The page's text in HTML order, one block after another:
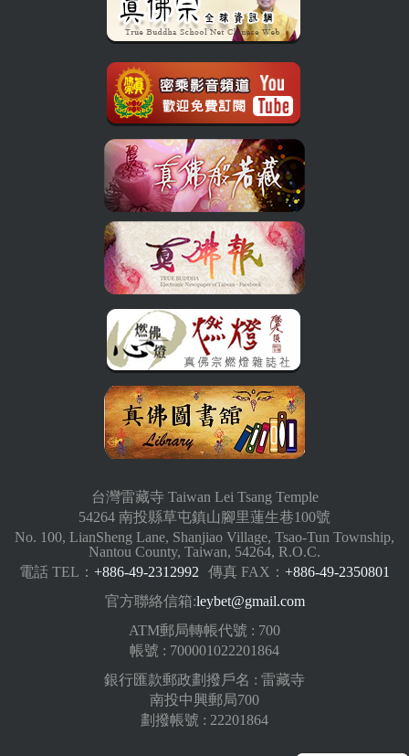
台灣雷藏寺 Taiwan Lei Tsang Temple
54264 南投縣草屯鎮山腳里蓮生巷100號
No. 100, LianSheng Lane, Shanjiao Village, Tsao-Tun Township,
Nantou County, Taiwan, 54264, R.O.C.
電話 TEL： +886-49-2312992 傳真 FAX： +886-49-2350801
官方聯絡信箱:leybet@gmail.com
ATM郵局轉帳代號 : 700
帳號 : 700001022201864
銀行匯款郵政劃撥戶名 : 雷藏寺
南投中興郵局700
劃撥帳號 : 22201864